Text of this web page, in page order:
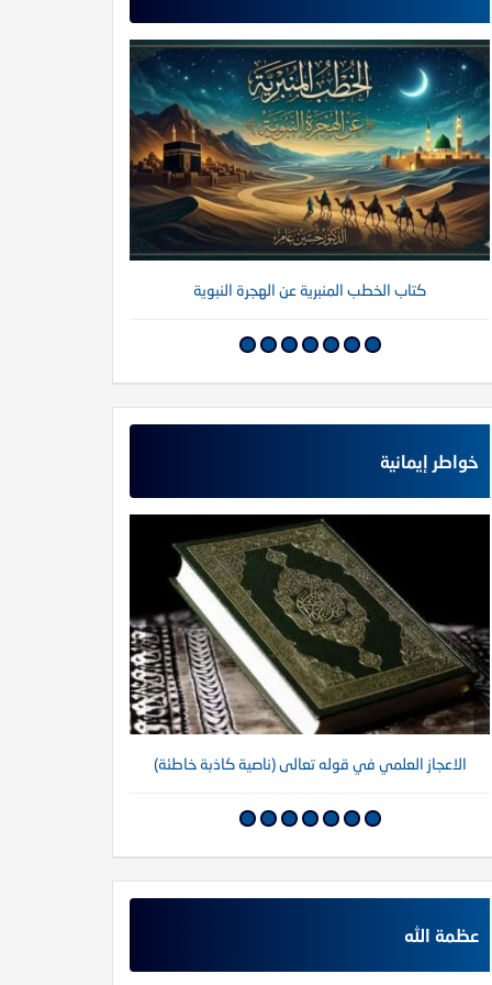
كتاب الخطب المنبرية عن الهجرة النبوية
خواطر إيمانية
الاعجاز العلمي في قوله تعالى (ناصية كاذبة خاطئة)
عظمة الله